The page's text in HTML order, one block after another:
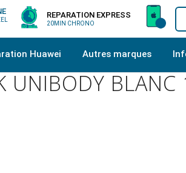
REPARATION EXPRESS
20MIN CHRONO
Huawei Autres marques
UNIBODY BLANC